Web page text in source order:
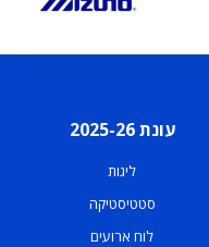
עונת 2025-26
ליגות
סטטיסטיקה
לוח ארועים